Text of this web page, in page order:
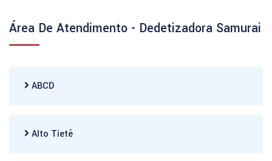
Área De Atendimento - Dedetizadora Samurai
ABCD
Alto Tietê